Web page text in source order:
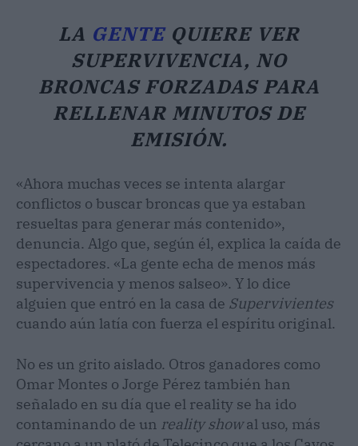
LA GENTEQUIERE VER
SUPERVIVENCIA, NO
BRONCAS FORZADAS PARA
RELLENAR MINUTOS DE
EMISIÓN.
«Ahora muchas veces se intenta alargar
conflictos o buscar broncas que ya estaban
resueltas para generar más contenido»,
denuncia. Algo que, según él, explica la caída de
espectadores. «La gente echa de menos más
supervivencia y menos salseo». Y lo dice
alguien que entró en la casa de Supervivientes
cuando aún latía con fuerza el espíritu original.
No es un grito aislado. Otros ganadores como
Omar Montes o Jorge Pérez también han
señalado en su día que el reality se ha ido
contaminando de un reality showal uso, más